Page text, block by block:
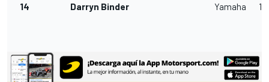
14 Darryn Binder Yamaha